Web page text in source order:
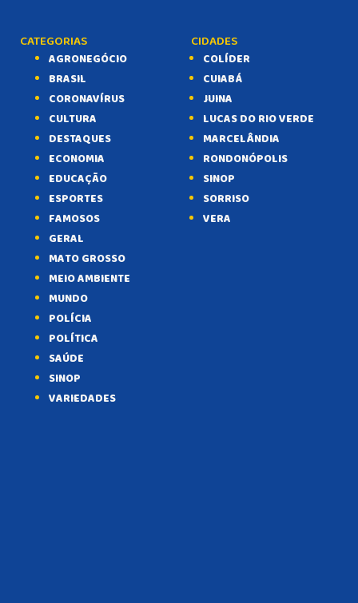
CATEGORIAS
AGRONEGÓCIO
BRASIL
CORONAVÍRUS
CULTURA
DESTAQUES
ECONOMIA
EDUCAÇÃO
ESPORTES
FAMOSOS
GERAL
MATO GROSSO
MEIO AMBIENTE
MUNDO
POLÍCIA
POLÍTICA
SAÚDE
SINOP
VARIEDADES
CIDADES
COLÍDER
CUIABÁ
JUINA
LUCAS DO RIO VERDE
MARCELÂNDIA
RONDONÓPOLIS
SINOP
SORRISO
VERA